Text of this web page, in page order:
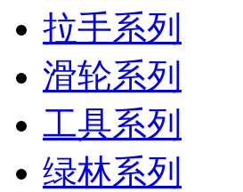
拉手系列
滑轮系列
工具系列
绿林系列